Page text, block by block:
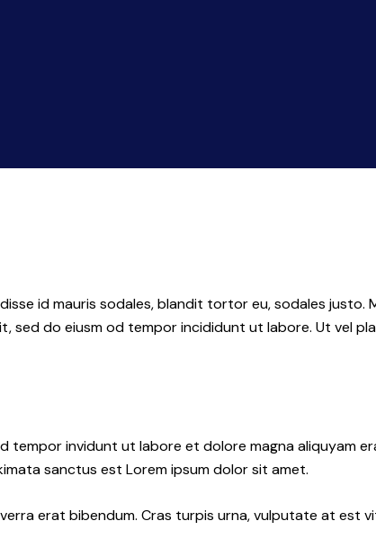
id mauris sodales, blandit tortor eu, sodales
sed do eiusm od tempor incididunt ut labore. Ut vel
invidunt ut labore et dolore magna aliquyam
sanctus est Lorem ipsum dolor sit amet.
erat bibendum. Cras turpis urna, vulputate at est